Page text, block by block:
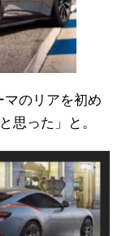
マのリアを初め
思った」と。